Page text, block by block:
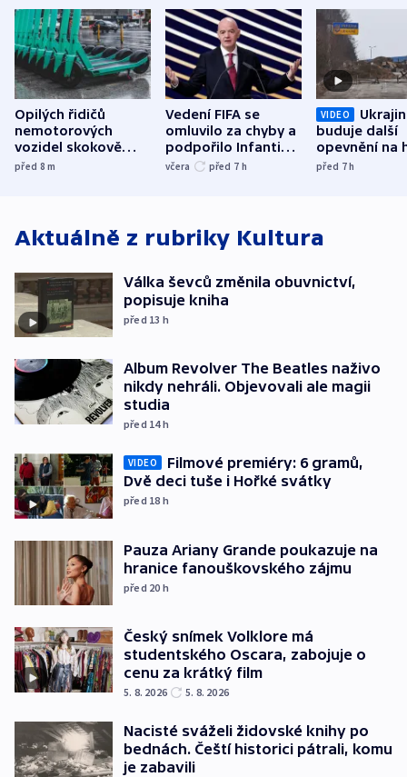
Opilých řidičů
nemotorových
vozidel skokově
přibylo, nejvíc ve
před 8m
Vedení FIFA se
omluvilo za chyby a
podpořilo Infantina.
UEFA trvá na
včera před 7 h
VIDEO
buduje další
opevnění na
s Běloruskem
před 7h
Aktuálně z rubriky Kultura
Válka ševců změnila obuvnictví,
popisuje kniha
před 13 h
Album Revolver The Beatles naživo
nikdy nehráli. Objevovali ale magii
studia
před 14h
VIDEO
Filmové premiéry: 6 gramů,
Dvě deci tuše i Hořké svátky
před 18 h
Pauza Ariany Grande poukazuje na
hranice fanouškovského zájmu
před 20 h
Český snímek Volklore má
studentského Oscara, zabojuje o
cenu za krátký film
5. 8. 2026 5. 8. 2026
Nacisté sváželi židovské knihy po
bednách. Čeští historici pátrali, komu
je zabavili